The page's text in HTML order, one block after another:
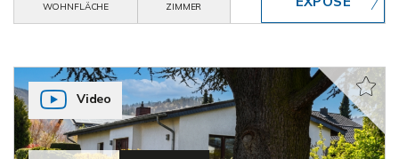
WOHNFLÄCHE
ZIMMER
Video